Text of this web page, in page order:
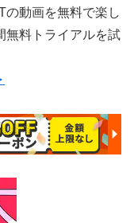
の動画を無料で楽し
無料トライアルを試